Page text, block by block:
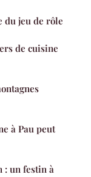
du jeu de rôle
de cuisine
à Pau peut
: un festin à